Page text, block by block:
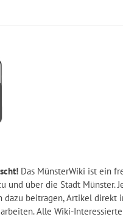
Das MünsterWiki ist ein
und über die Stadt Münster.
dazu beitragen, Artikel direkt
Alle Wiki-